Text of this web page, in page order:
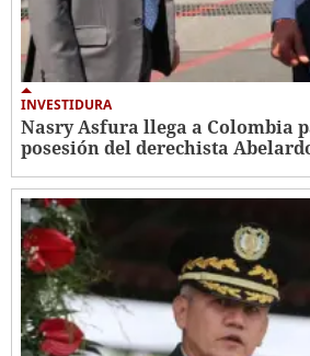
INVESTIDURA
Nasry Asfura llega a Colombia
posesión del derechista